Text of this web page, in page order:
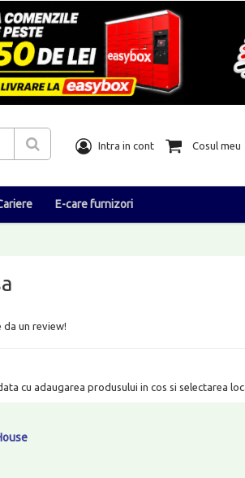
Intra in cont Cosul meu
E-care furnizori
da un review!
cu adaugarea produsului in cos si selectarea